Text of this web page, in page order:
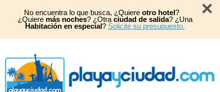
×
No encuentra lo que busca, ¿Quiere otro hotel?
¿Quiere más noches? ¿Otra ciudad de salida? ¿Una
Habitación en especial? Solicite su presupuesto.